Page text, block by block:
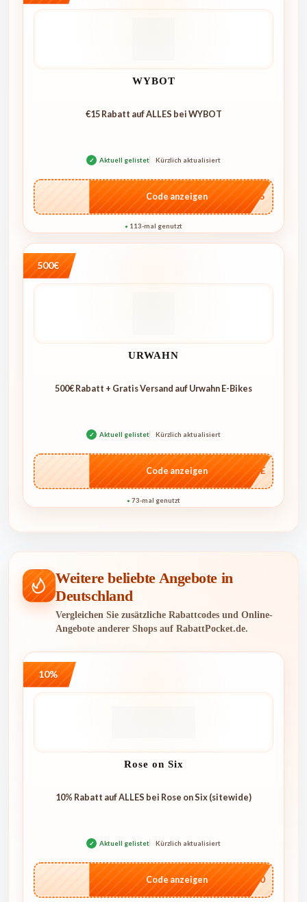
WYBOT
€15 Rabatt auf ALLES bei WYBOT
✓ Aktuell gelistet Kürzlich aktualisiert
…go15
Code anzeigen
● 113-mal genutzt
500€
URWAHN
500€ Rabatt + Gratis Versand auf Urwahn E-Bikes
✓ Aktuell gelistet Kürzlich aktualisiert
…CASE
Code anzeigen
● 73-mal genutzt
Weitere beliebte Angebote in
Deutschland
Vergleichen Sie zusätzliche Rabattcodes und Online-
Angebote anderer Shops auf RabattPocket.de.
10%
Rose on Six
10% Rabatt auf ALLES bei Rose on Six (sitewide)
✓ Aktuell gelistet Kürzlich aktualisiert
…4U10
Code anzeigen